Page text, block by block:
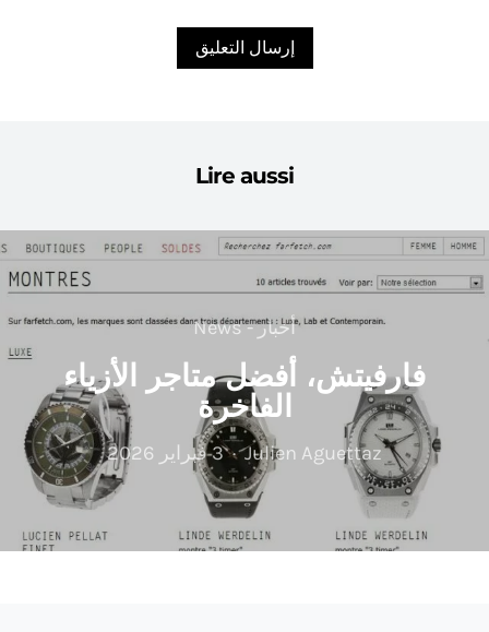
Lire aussi
أخبار - News
فارفيتش، أفضل متاجر الأزياء
الفاخرة
Julien Aguettaz 3 فبراير 2026